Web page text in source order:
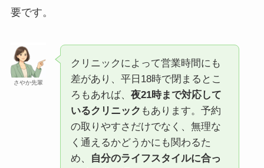
要です。
さやか先輩
クリニックによって営業時間にも
差があり、平日18時で閉まるとこ
ろもあれば、 夜21時まで対応して
いるクリニック もあります。予約
の取りやすさだけでなく、無理な
く通えるかどうかにも関わるた
め、
自分のライフスタイルに合っ